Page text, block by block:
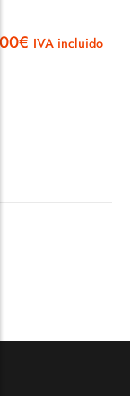
€ IVA incluido